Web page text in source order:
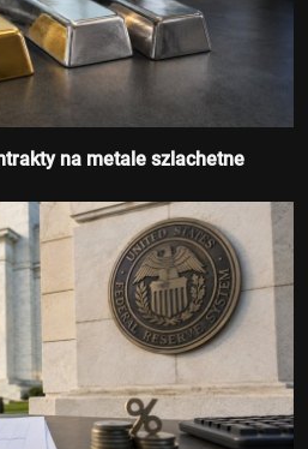
na metale szlachetne